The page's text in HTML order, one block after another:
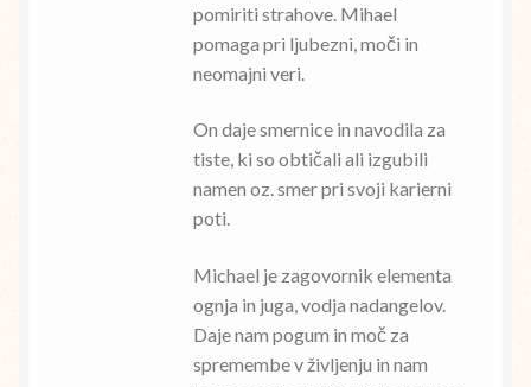
pomiriti strahove. Mihael
pomaga pri ljubezni, moči in
neomajni veri.
On daje smernice in navodila za
tiste, ki so obtičali ali izgubili
namen oz. smer pri svoji karierni
poti.
Michael je zagovornik elementa
ognja in juga, vodja nadangelov.
Daje nam pogum in moč za
spremembe v življenju in nam